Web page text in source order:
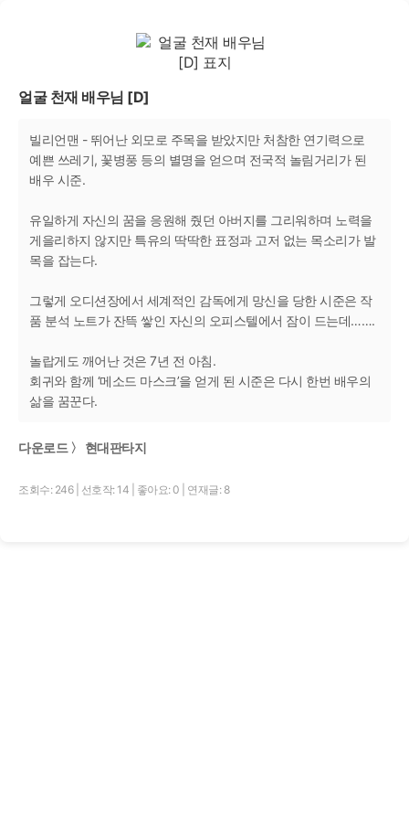
얼굴 천재 배우님 [D]
빌리언맨 - 뛰어난 외모로 주목을 받았지만 처참한 연기력으로
예쁜 쓰레기, 꽃병풍 등의 별명을 얻으며 전국적 놀림거리가 된
배우 시준.
유일하게 자신의 꿈을 응원해 줬던 아버지를 그리워하며 노력을
게을리하지 않지만 특유의 딱딱한 표정과 고저 없는 목소리가 발
목을 잡는다.
그렇게 오디션장에서 세계적인 감독에게 망신을 당한 시준은 작
품 분석 노트가 잔뜩 쌓인 자신의 오피스텔에서 잠이 드는데…….
놀랍게도 깨어난 것은 7년 전 아침.
회귀와 함께 ‘메소드 마스크’을 얻게 된 시준은 다시 한번 배우의
삶을 꿈꾼다.
다운로드 〉 현대판타지
조회수: 246 선호작: 14 좋아요: 0 연재글: 8